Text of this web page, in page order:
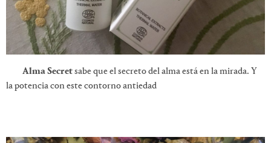
Alma Secretsabe que el secreto del alma está en la mirada. Y
la potencia con este contorno antiedad